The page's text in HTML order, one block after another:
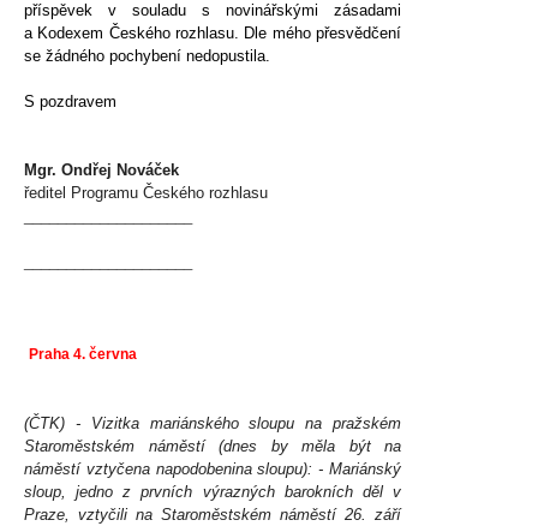
příspěvek v souladu s novinářskými zásadami
a Kodexem Českého rozhlasu. Dle mého přesvědčení
se žádného pochybení nedopustila.
S pozdravem
Mgr. Ondřej Nováček
ředitel Programu Českého rozhlasu
Praha 4. června
(ČTK) - Vizitka mariánského sloupu na pražském
Staroměstském náměstí (dnes by měla být na
náměstí vztyčena napodobenina sloupu): - Mariánský
sloup, jedno z prvních výrazných barokních děl v
Praze, vztyčili na Staroměstském náměstí 26. září